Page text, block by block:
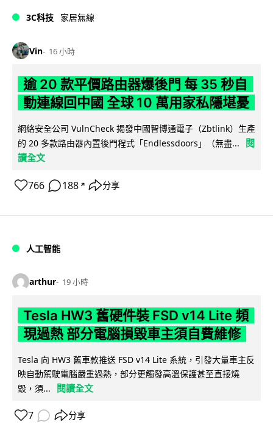
3C科技 家居無線
Vin 16 小時
逾 20 款平價路由器爆後門 每 35 秒自
動連線回中國 全球 10 萬用家私隱堪憂
網絡安全公司 VulnCheck 揭發中國智博通電子（Zbtlink）生產
的 20 多款路由器內置後門程式「Endlessdoors」（無盡...
閱
讀全文
766 188 ↗ 分享
人工智能
arthur 19 小時
Tesla HW3 舊硬件裝 FSD v14 Lite 頻
現過熱 部分電腦損毀車主須自費維修
Tesla 向 HW3 舊車款推送 FSD v14 Lite 系統，引發大量車主反
映自動駕駛電腦嚴重過熱，部分更觸發高溫保護甚至直接燒
毀，須...
閱讀全文
7 分享